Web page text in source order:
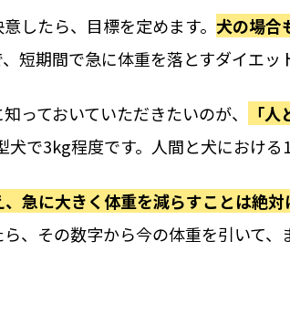
したら、目標を定めます。 犬の場合
短期間で急に体重を落とすダイエッ
っておいていただきたいのが、 「
で3kg程度です。 人間と犬における
急に大きく体重を減らすことは絶対
、その数字から今の体重を引いて